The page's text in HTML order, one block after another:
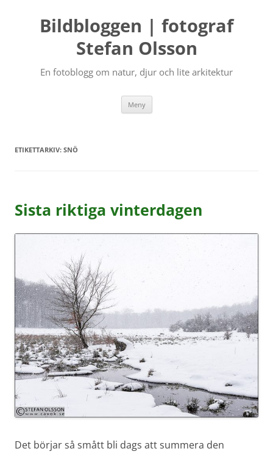
Bildbloggen | fotograf
Stefan Olsson
En fotoblogg om natur, djur och lite arkitektur
Meny Hoppa
till
ETIKETTARKIV: SNÖ
Sista riktiga vinterdagen
Det börjar så smått bli dags att summera den